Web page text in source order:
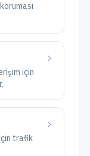
için
trafik